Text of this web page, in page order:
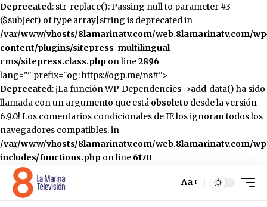
Deprecated: str_replace(): Passing null to parameter #3
($subject) of type array|string is deprecated in
/var/www/vhosts/8lamarinatv.com/web.8lamarinatv.com/
content/plugins/sitepress-multilingual-
cms/sitepress.class.php on line2896
lang="" prefix="og: https://ogp.me/ns#">
Deprecated: ¡La función WP_Dependencies->add_data() ha sido
llamada con un argumento que está obsoleto desde la versión
6.9.0! Los comentarios condicionales de IE los ignoran todos los
navegadores compatibles. in
/var/www/vhosts/8lamarinatv.com/web.8lamarinatv.com/
includes/functions.php on line 6170
Cambiar
Aa